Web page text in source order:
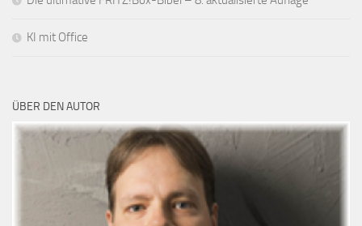
KI mit Office
ÜBER DEN AUTOR